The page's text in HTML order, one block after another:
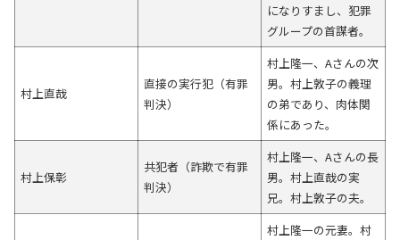
になりすまし、犯罪
グループの首謀者。
村上直哉
直接の実行犯（有罪
判決）
村上隆一、Aさんの次
男。村上敦子の義理
の弟であり、肉体関
係にあった。
村上保彰
共犯者（詐欺で有罪
判決）
村上隆一、Aさんの長
男。村上直哉の実
兄。村上敦子の夫。
村上隆一の元妻。村